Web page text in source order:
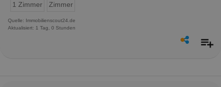
1 Zimmer
Zimmer
Quelle: Immobilienscout24.de
Aktualisiert: 1 Tag, 0 Stunden